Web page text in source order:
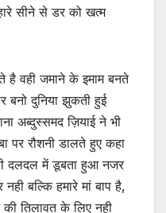
सीने से डर को खत्म
वही जमाने के इमाम बनते
बनो दुनिया झुकती हुई
अब्दुस्समद ज़ियाई ने भी
पर रौशनी डालते हुए कहा
दलदल में डूबता हुआ नजर
बल्कि हमारे मां बाप है,
तिलावत के लिए नही